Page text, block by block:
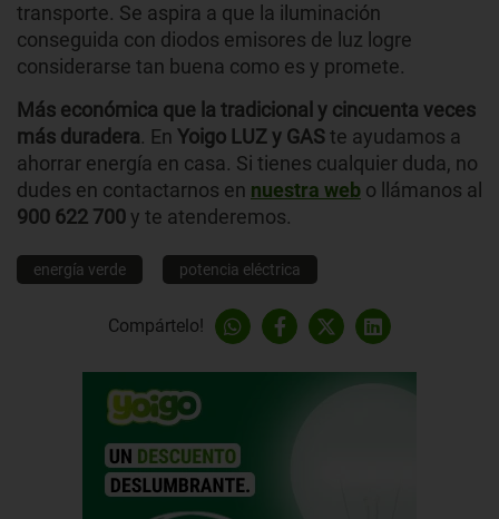
transporte. Se aspira a que la iluminación
conseguida con diodos emisores de luz logre
considerarse tan buena como es y promete.
Más económica que la tradicional y cincuenta veces
más duradera. En Yoigo LUZ y GASte ayudamos a
ahorrar energía en casa. Si tienes cualquier duda, no
dudes en contactarnos en nuestra web o llámanos al
900 622 700y te atenderemos.
energía verde potencia eléctrica
Compártelo!